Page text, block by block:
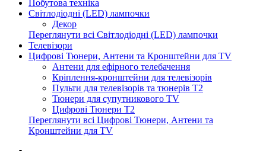
Побутова техніка
Світлодіодні (LED) лампочки
Декор
Переглянути всі Світлодіодні (LED) лампочки
Телевізори
Цифрові Тюнери, Антени та Кронштейни для TV
Антени для ефірного телебачення
Кріплення-кронштейни для телевізорів
Пульти для телевізорів та тюнерів T2
Тюнери для супутникового TV
Цифрові Тюнери T2
Переглянути всі Цифрові Тюнери, Антени та
Кронштейни для TV